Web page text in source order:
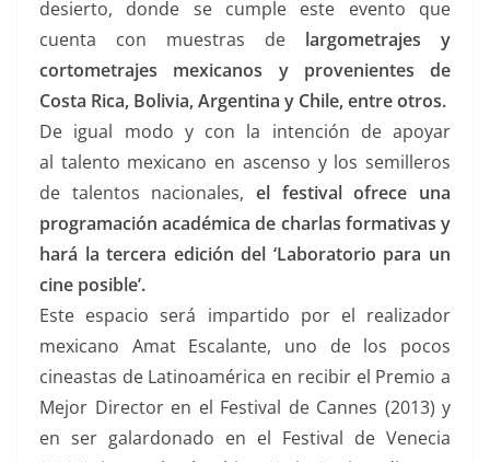
desierto, donde se cumple este
evento
que
cuenta con muestras de
largometrajes y
cortometrajes mexicanos y provenientes de
Costa Rica, Bolivia, Argentina y Chile, entre otros.
De igual modo y con la intención de apoyar
al talento mexicano en ascenso y los semilleros
de talentos nacionales, el festival ofrece una
programación académica de charlas formativas y
hará la tercera edición del ‘Laboratorio para un
cine posible’.
Este espacio será impartido por el realizador
mexicano Amat Escalante, uno de los pocos
cineastas de Latinoamérica en recibir el Premio a
Mejor Director en el Festival de Cannes (2013) y
en ser galardonado en el Festival de Venecia